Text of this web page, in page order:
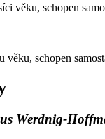
věku, schopen
věku, schopen
Werdnig-